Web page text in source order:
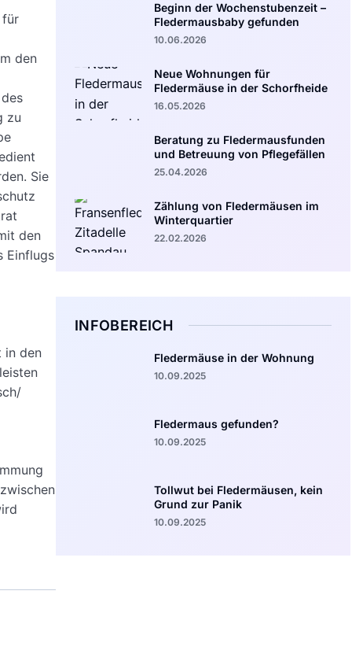
für
den
zu
Sie
den
Einflugs
in den
Beginn der Wochenstubenzeit –
Fledermausbaby gefunden
10.06.2026
Neue Wohnungen für
Fledermäuse in der Schorfheide
16.05.2026
Beratung zu Fledermausfunden
und Betreuung von Pflegefällen
25.04.2026
Zählung von Fledermäusen im
Winterquartier
22.02.2026
INFOBEREICH
Fledermäuse in der Wohnung
10.09.2025
Fledermaus gefunden?
10.09.2025
Tollwut bei Fledermäusen, kein
Grund zur Panik
10.09.2025